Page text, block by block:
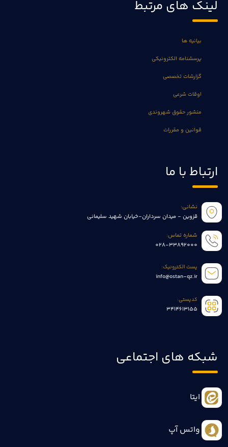
لینک های مرتبط
بیانیه ها
پرسشنامه الکترونیکی
گزارشات تخصصی
اوقات شرعی
منشور حقوق شهروندی
قوانین و مقررات
ارتباط با ما
نشانی:
قزوین - میدان سرداران-خیابان شهید سلیمانی
شماره تماس:
028-33892000
پست الکترونیک:
info@ostan-qz.ir
کدپستی:
3414613155
شبکه های اجتماعی
ایتا
واتس آپ